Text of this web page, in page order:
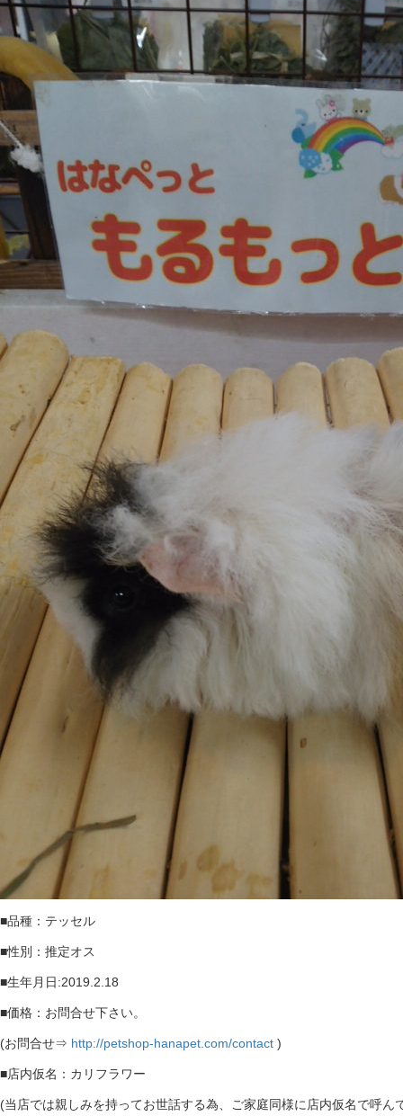
■品種：テッセル
■性別：推定オス
■生年月日:2019.2.18
■価格：お問合せ下さい。
(お問合せ⇒ http://petshop-hanapet.com/contact )
■店内仮名：カリフラワー
(当店では親しみを持ってお世話する為、ご家庭同様に店内仮名で呼ん